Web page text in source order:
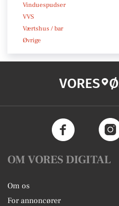
Vinduespudser
VVS
Værtshus / bar
Øvrige
VORES
OM VORES DIGITAL
Om os
For annoncører